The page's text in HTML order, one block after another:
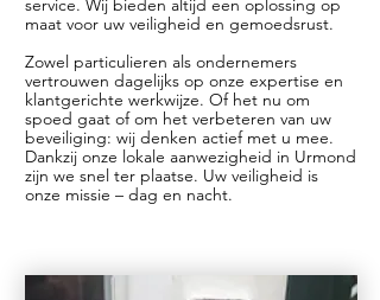
service. Wij bieden altijd een oplossing op
maat voor uw veiligheid en gemoedsrust.
Zowel particulieren als ondernemers
vertrouwen dagelijks op onze expertise en
klantgerichte werkwijze. Of het nu om
spoed gaat of om het verbeteren van uw
beveiliging: wij denken actief met u mee.
Dankzij onze lokale aanwezigheid in Urmond
zijn we snel ter plaatse. Uw veiligheid is
onze missie – dag en nacht.​